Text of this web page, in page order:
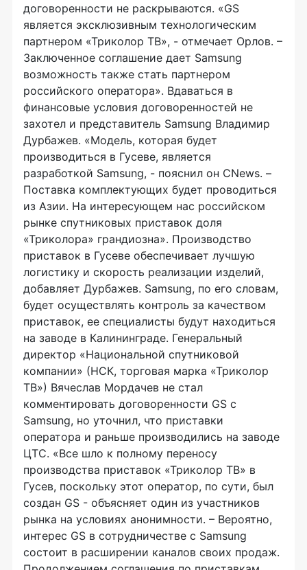
договоренности не раскрываются. «GS
является эксклюзивным технологическим
партнером «Триколор ТВ», - отмечает Орлов. –
Заключенное соглашение дает Samsung
возможность также стать партнером
российского оператора». Вдаваться в
финансовые условия договоренностей не
захотел и представитель Samsung Владимир
Дурбажев. «Модель, которая будет
производиться в Гусеве, является
разработкой Samsung, - пояснил он CNews. –
Поставка комплектующих будет проводиться
из Азии. На интересующем нас российском
рынке спутниковых приставок доля
«Триколора» грандиозна». Производство
приставок в Гусеве обеспечивает лучшую
логистику и скорость реализации изделий,
добавляет Дурбажев. Samsung, по его словам,
будет осуществлять контроль за качеством
приставок, ее специалисты будут находиться
на заводе в Калининграде. Генеральный
директор «Национальной спутниковой
компании» (НСК, торговая марка «Триколор
ТВ») Вячеслав Мордачев не стал
комментировать договоренности GS с
Samsung, но уточнил, что приставки
оператора и раньше производились на заводе
ЦТС. «Все шло к полному переносу
производства приставок «Триколор ТВ» в
Гусев, поскольку этот оператор, по сути, был
создан GS - объясняет один из участников
рынка на условиях анонимности. – Вероятно,
интерес GS в сотрудничестве с Samsung
состоит в расширении каналов своих продаж.